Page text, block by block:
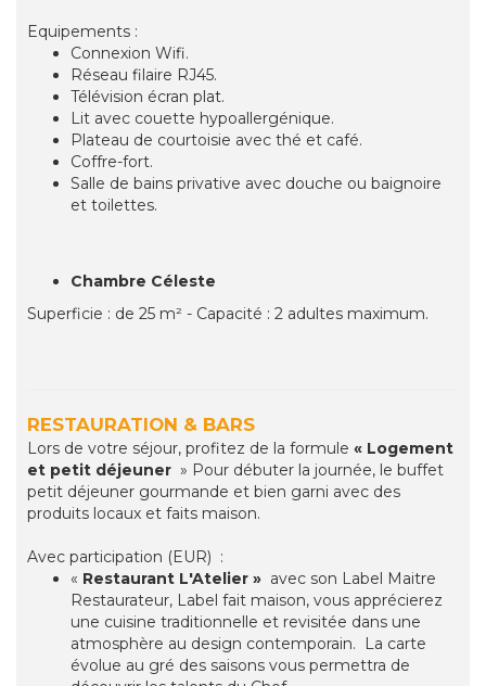
Equipements :
Connexion Wifi.
Réseau filaire RJ45.
Télévision écran plat.
Lit avec couette hypoallergénique.
Plateau de courtoisie avec thé et café.
Coffre-fort.
Salle de bains privative avec douche ou baignoire
et toilettes.
Chambre Céleste
Superficie : de 25 m² - Capacité : 2 adultes maximum.
RESTAURATION & BARS
Lors de votre séjour, profitez de la formule « Logement
et petit déjeuner » Pour débuter la journée, le buffet
petit déjeuner gourmande et bien garni avec des
produits locaux et faits maison.
Avec participation (EUR) :
« Restaurant L'Atelier » avec son Label Maitre
Restaurateur, Label fait maison, vous apprécierez
une cuisine traditionnelle et revisitée dans une
atmosphère au design contemporain. La carte
évolue au gré des saisons vous permettra de